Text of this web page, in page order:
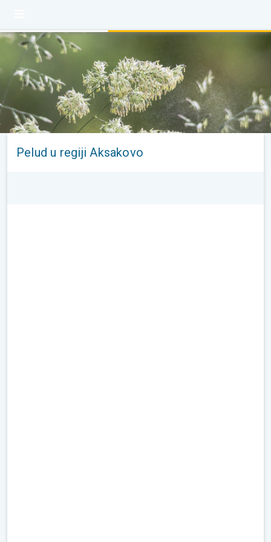
Pelud u regiji Aksakovo